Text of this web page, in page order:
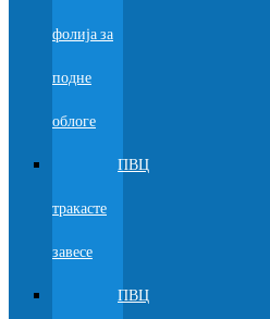
фолија за
подне
облоге
ПВЦ
тракасте
завесе
ПВЦ